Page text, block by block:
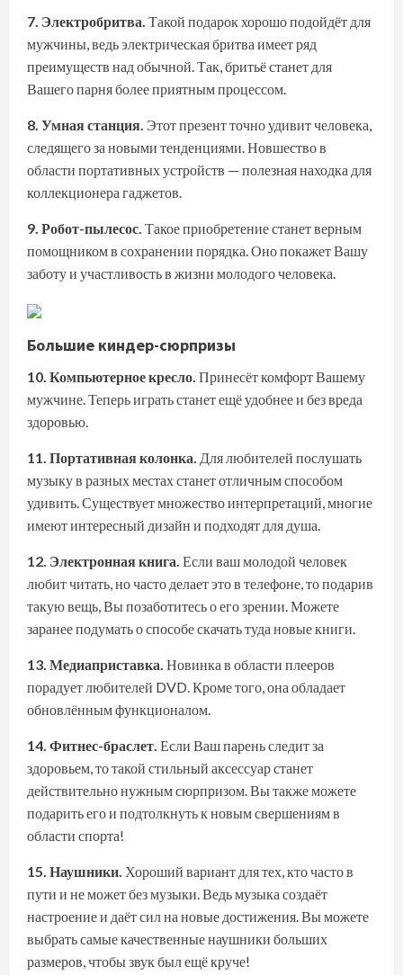
7. Электробритва. Такой подарок хорошо подойдёт для
мужчины, ведь электрическая бритва имеет ряд
преимуществ над обычной. Так, бритьё станет для
Вашего парня более приятным процессом.
8. Умная станция. Этот презент точно удивит человека,
следящего за новыми тенденциями. Новшество в
области портативных устройств — полезная находка для
коллекционера гаджетов.
9. Робот-пылесос. Такое приобретение станет верным
помощником в сохранении порядка. Оно покажет Вашу
заботу и участливость в жизни молодого человека.
Большие киндер-сюрпризы
10. Компьютерное кресло. Принесёт комфорт Вашему
мужчине. Теперь играть станет ещё удобнее и без вреда
здоровью.
11. Портативная колонка. Для любителей послушать
музыку в разных местах станет отличным способом
удивить. Существует множество интерпретаций, многие
имеют интересный дизайн и подходят для душа.
12. Электронная книга. Если ваш молодой человек
любит читать, но часто делает это в телефоне, то подарив
такую вещь, Вы позаботитесь о его зрении. Можете
заранее подумать о способе скачать туда новые книги.
13. Медиаприставка. Новинка в области плееров
порадует любителей DVD. Кроме того, она обладает
обновлённым функционалом.
14. Фитнес-браслет. Если Ваш парень следит за
здоровьем, то такой стильный аксессуар станет
действительно нужным сюрпризом. Вы также можете
подарить его и подтолкнуть к новым свершениям в
области спорта!
15. Наушники. Хороший вариант для тех, кто часто в
пути и не может без музыки. Ведь музыка создаёт
настроение и даёт сил на новые достижения. Вы можете
выбрать самые качественные наушники больших
размеров, чтобы звук был ещё круче!